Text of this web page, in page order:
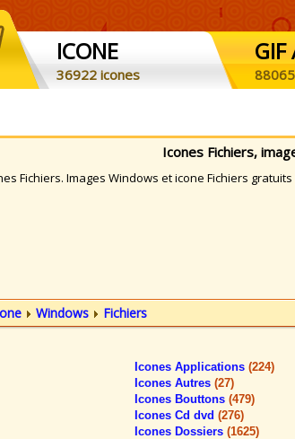
ICONE
36922 icones
Icones Fichiers,
Fichiers. Images Windows et icone Fichiers
Windows Fichiers
Icones Applications (224)
Icones Autres (27)
Icones Bouttons (479)
Icones Cd dvd (276)
Icones Dossiers (1625)